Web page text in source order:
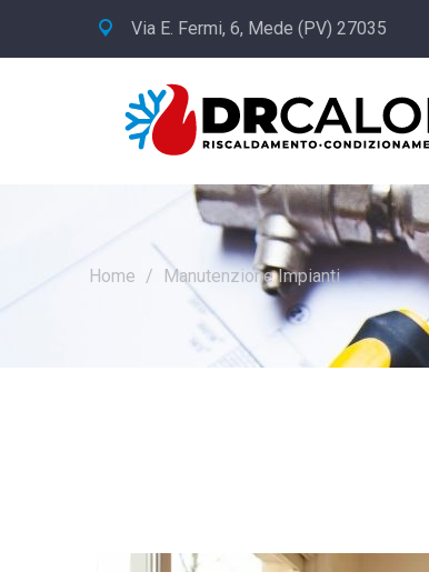
Via E. Fermi, 6, Mede (PV) 27035
Home / Manutenzione Impianti